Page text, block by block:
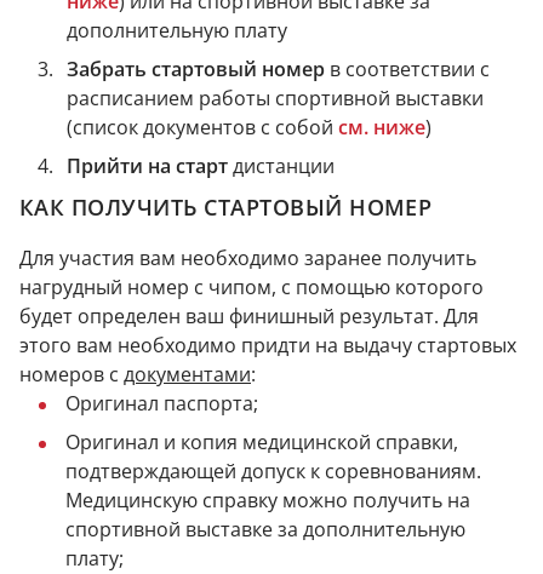
дополнительную плату
Забрать стартовый номер в соответствии с
расписанием работы спортивной выставки
(список документов с собой см. ниже)
Прийти на стартдистанции
КАК ПОЛУЧИТЬ СТАРТОВЫЙ НОМЕР
Для участия вам необходимо заранее получить
нагрудный номер с чипом, с помощью которого
будет определен ваш финишный результат. Для
этого вам необходимо придти на выдачу стартовых
номеров с документами:
Оригинал паспорта;
Оригинал и копия медицинской справки,
подтверждающей допуск к соревнованиям.
Медицинскую справку можно получить на
спортивной выставке за дополнительную
плату;